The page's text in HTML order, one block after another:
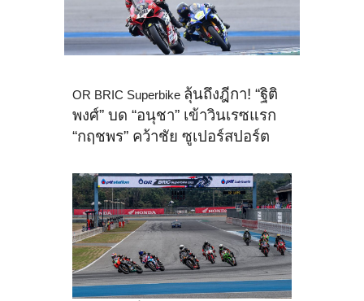
OR BRIC Superbike ลุ้นถึงฎีกา! “ฐิติ
พงศ์” บด “อนุชา” เข้าวินเรซแรก
“กฤชพร” คว้าชัย ซูเปอร์สปอร์ต